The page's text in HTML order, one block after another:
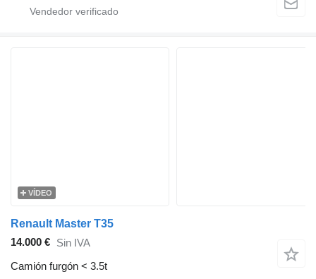
VÍDEO
Renault Master T35
14.000 € Sin IVA
Camión furgón < 3.5t